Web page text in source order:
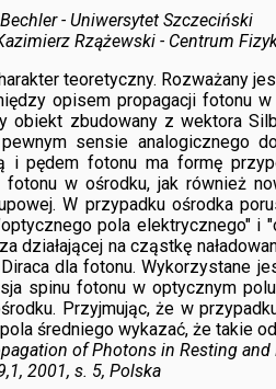
- Uniwersytet Szczeciński
Rzążewski - Centrum
teoretyczny. Rozważany
opisem propagacji fotonu
obiekt zbudowany z wektora
sensie analogicznego
i pędem fotonu ma formę
w ośrodku, jak również
W przypadku ośrodka
pola elektrycznego" i
działającej na cząstkę
dla fotonu. Wykorzystane
spinu fotonu w optycznym
Przyjmując, że w
średniego wykazać, że takie
of Photons in Resting and
2001, s. 5, Polska